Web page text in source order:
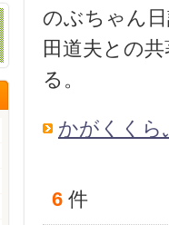
のぶちゃん
田道夫との
る。
かがくくら
6 件